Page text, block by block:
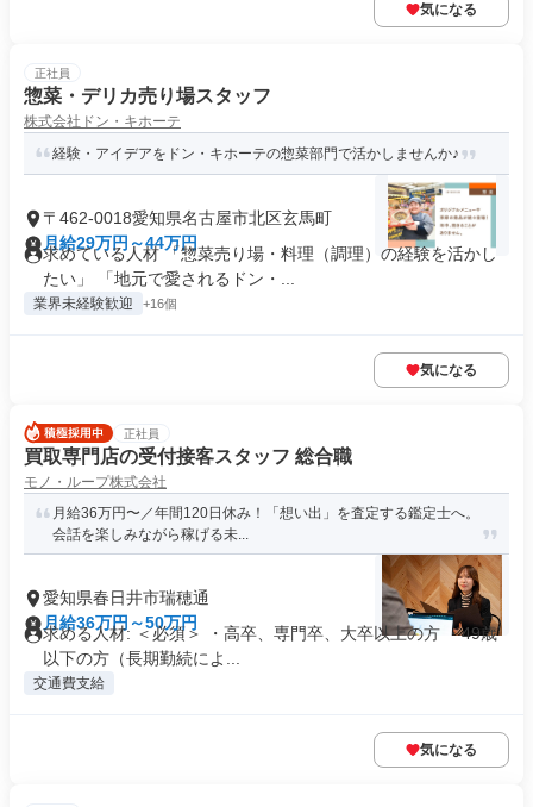
気になる
正社員
惣菜・デリカ売り場スタッフ
株式会社ドン・キホーテ
経験・アイデアをドン・キホーテの惣菜部門で活かしませんか♪
〒462-0018愛知県名古屋市北区玄馬町
月給29万円～44万円
求めている人材 「惣菜売り場・料理（調理）の経験を活かし
たい」 「地元で愛されるドン・...
業界未経験歓迎 +16個
気になる
正社員
買取専門店の受付接客スタッフ 総合職
モノ・ループ株式会社
月給36万円〜／年間120日休み！「想い出」を査定する鑑定士へ。
会話を楽しみながら稼げる未...
愛知県春日井市瑞穂通
月給36万円～50万円
求める人材: ＜必須＞ ・高卒、専門卒、大卒以上の方 ・49歳
以下の方（長期勤続によ...
交通費支給
気になる